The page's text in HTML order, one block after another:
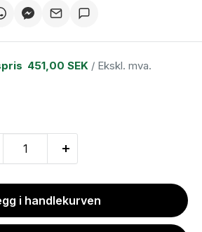
451,00 SEK / Ekskl. mva.
i handlekurven